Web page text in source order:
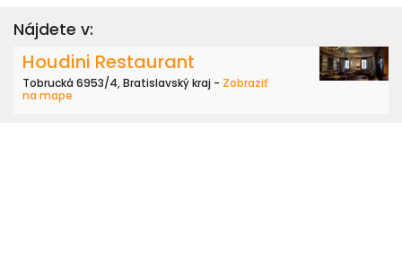
Nájdete v:
Houdini Restaurant
Tobrucká 6953/4, Bratislavský kraj - Zobraziť
na mape